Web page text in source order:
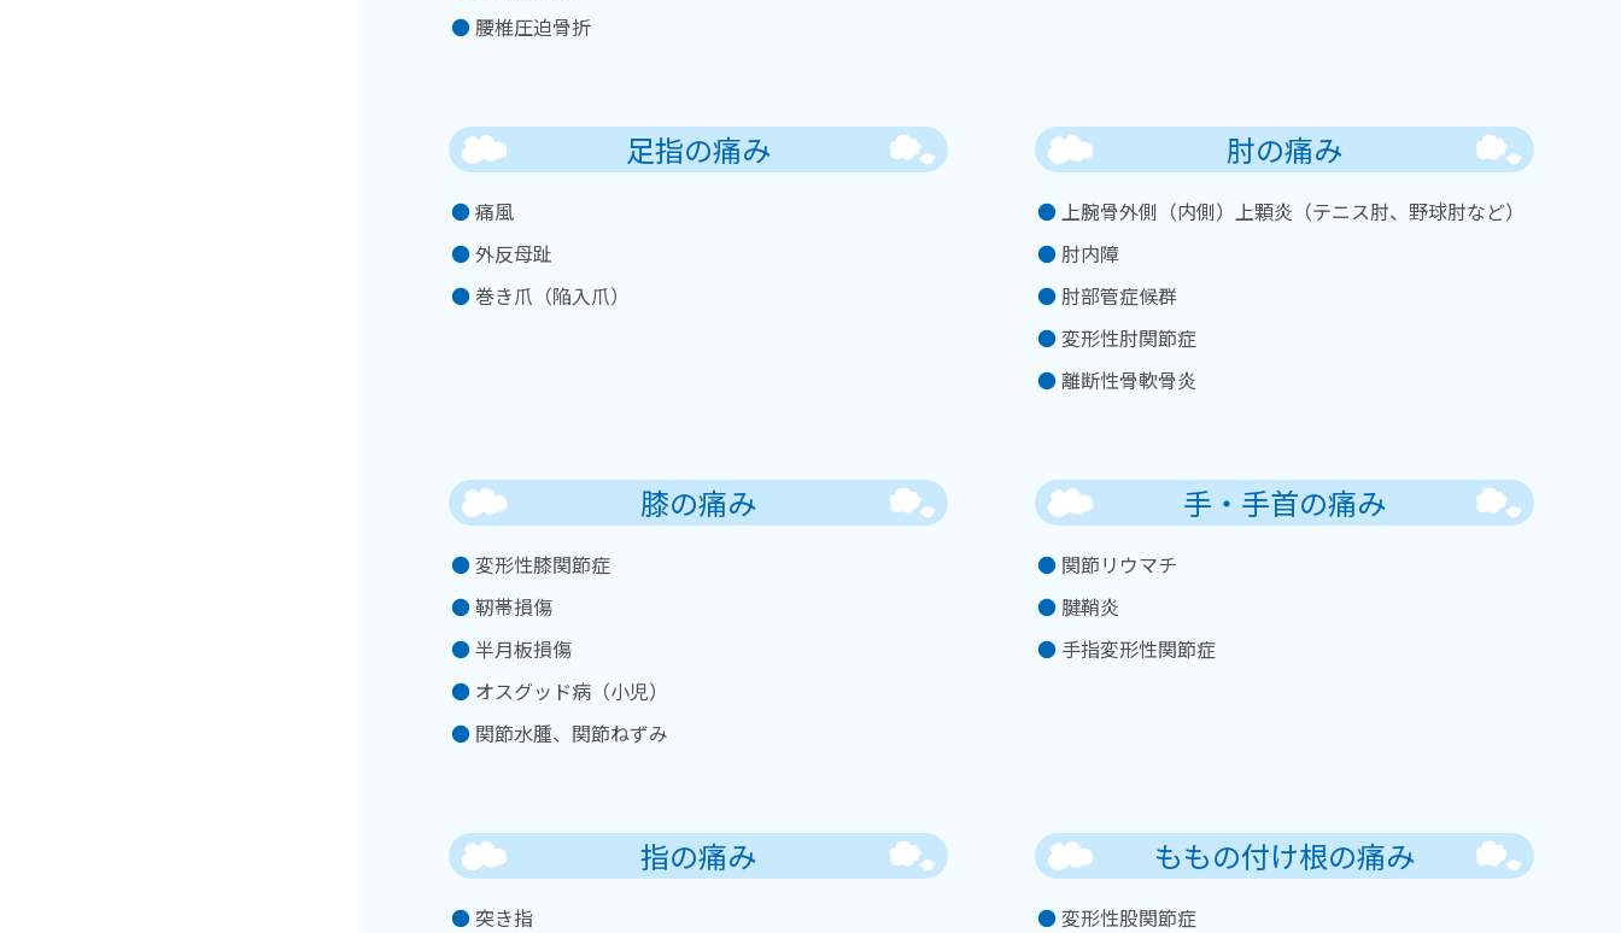
腰椎圧迫骨折
足指の痛み
痛風
外反母趾
巻き爪（陥入爪）
肘の痛み
上腕骨外側（内側）上顆炎（テニス肘、野球肘など）
肘内障
肘部管症候群
変形性肘関節症
離断性骨軟骨炎
膝の痛み
変形性膝関節症
靭帯損傷
半月板損傷
オスグッド病（小児）
関節水腫、関節ねずみ
手・手首の痛み
関節リウマチ
腱鞘炎
手指変形性関節症
指の痛み
突き指
ももの付け根の痛み
変形性股関節症